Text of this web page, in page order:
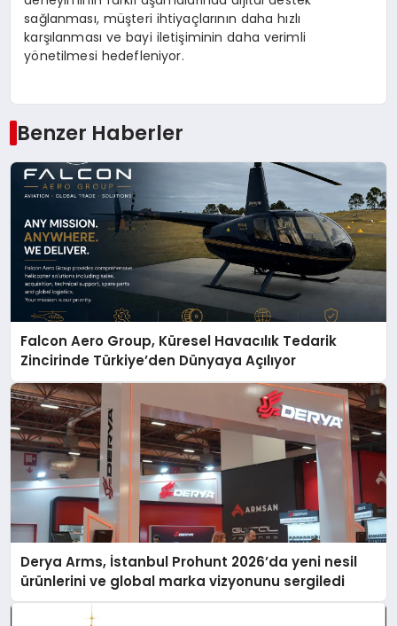
sağlanması, müşteri ihtiyaçlarının daha hızlı
karşılanması ve bayi iletişiminin daha verimli
yönetilmesi hedefleniyor.
Benzer Haberler
Falcon Aero Group, Küresel Havacılık Tedarik
Zincirinde Türkiye’den Dünyaya Açılıyor
Derya Arms, İstanbul Prohunt 2026’da yeni nesil
ürünlerini ve global marka vizyonunu sergiledi